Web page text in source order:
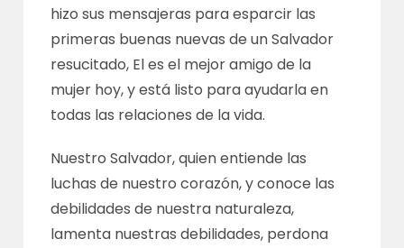
hizo sus mensajeras para esparcir las
primeras buenas nuevas de un Salvador
resucitado, El es el mejor amigo de la
mujer hoy, y está listo para ayudarla en
todas las relaciones de la vida.
Nuestro Salvador, quien entiende las
luchas de nuestro corazón, y conoce las
debilidades de nuestra naturaleza,
lamenta nuestras debilidades, perdona